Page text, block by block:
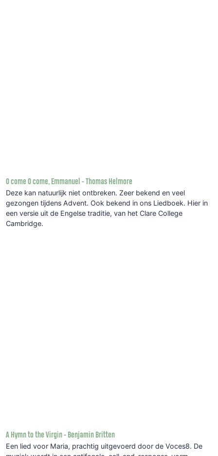
O come O come, Emmanuel - Thomas Helmore
Deze kan natuurlijk niet ontbreken. Zeer bekend en veel
gezongen tijdens Advent. Ook bekend in ons Liedboek. Hier in
een versie uit de Engelse traditie, van het Clare College
Cambridge.
A Hymn to the Virgin - Benjamin Britten
Een lied voor Maria, prachtig uitgevoerd door de Voces8. De